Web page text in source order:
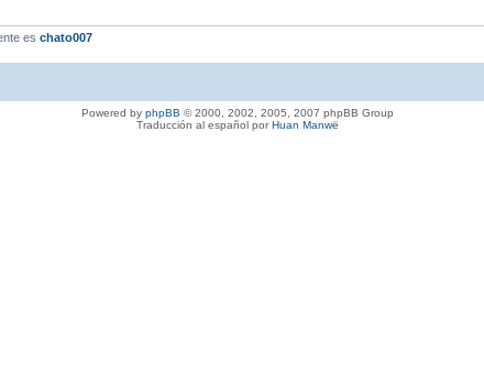
es chato007
Powered by phpBB © 2000, 2002, 2005, 2007 phpBB Group
Traducción al español porHuan Manwë